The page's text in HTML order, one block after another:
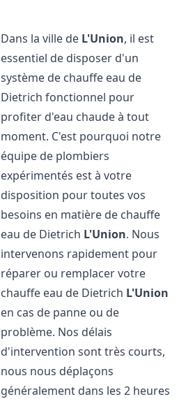
Dans la ville de L'Union, il est
essentiel de disposer d'un
système de chauffe eau de
Dietrich fonctionnel pour
profiter d'eau chaude à tout
moment. C'est pourquoi notre
équipe de plombiers
expérimentés est à votre
disposition pour toutes vos
besoins en matière de chauffe
eau de Dietrich L'Union. Nous
intervenons rapidement pour
réparer ou remplacer votre
chauffe eau de Dietrich L'Union
en cas de panne ou de
problème. Nos délais
d'intervention sont très courts,
nous nous déplaçons
généralement dans les 2 heures